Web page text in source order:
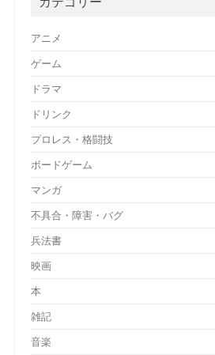
アニメ
ゲーム
ドラマ
ドリンク
プロレス・格闘技
ボードゲーム
マンガ
不具合・障害・バグ
兵法書
映画
本
雑記
音楽